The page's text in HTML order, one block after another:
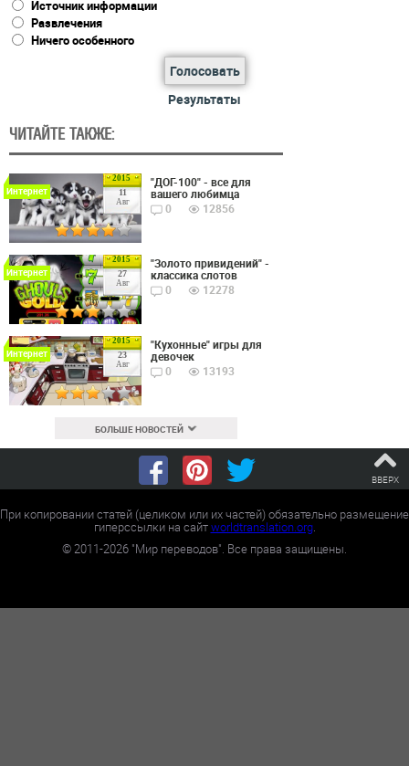
Источник информации
Развлечения
Ничего особенного
Голосовать
Результаты
ЧИТАЙТЕ ТАКЖЕ:
2015
11
Авг
Интернет
"ДОГ-100" - все для
вашего любимца
0
12856
2015
27
Авг
Интернет
"Золото привидений" -
классика слотов
0
12278
2015
23
Авг
Интернет
"Кухонные" игры для
девочек
0
13193
БОЛЬШЕ НОВОСТЕЙ
ВВЕРХ
При копировании статей (целиком или их частей) обязательно размещение
гиперссылки на сайтworldtranslation.org.
©2011-2026 "Мир переводов". Все права защищены.